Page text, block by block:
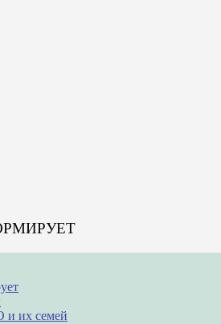
и их семей